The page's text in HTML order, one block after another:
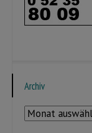
Archiv
Archiv